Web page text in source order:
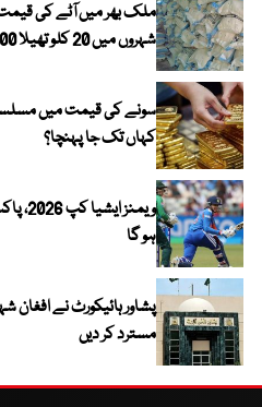
ملک بھر میں آٹے کی
شہروں میں 20 کلو تھیلا 100 روپے تک مہنگا
سونے کی قیمت میں مسلسل
کہاں تک جا پہنچا؟
ویمنز
ہو گا
پشاور ہائیکورٹ نے
مسترد کر دیں